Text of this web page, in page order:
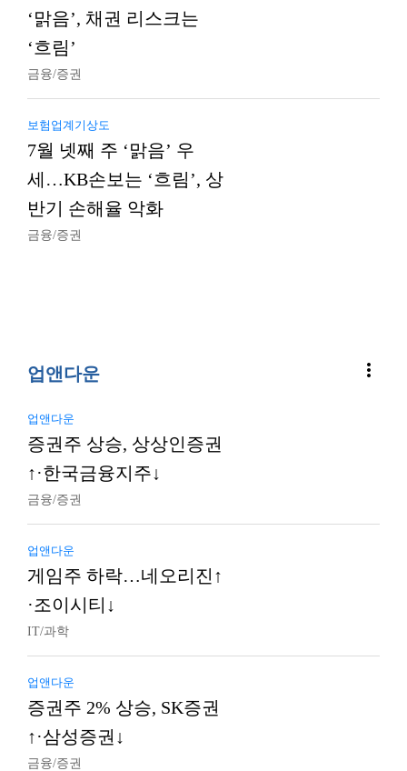
‘맑음’, 채권 리스크는
‘흐림’
금융/증권
보험업계기상도
7월 넷째 주 ‘맑음’ 우
세…KB손보는 ‘흐림’, 상
반기 손해율 악화
금융/증권
업앤다운 more_vert
업앤다운
증권주 상승, 상상인증권
↑·한국금융지주↓
금융/증권
업앤다운
게임주 하락…네오리진↑
·조이시티↓
IT/과학
업앤다운
증권주 2% 상승, SK증권
↑·삼성증권↓
금융/증권